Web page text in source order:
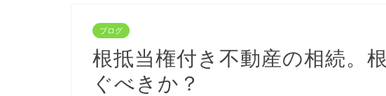
ブログ
根抵当権付き不動産の相続。
ぐべきか？